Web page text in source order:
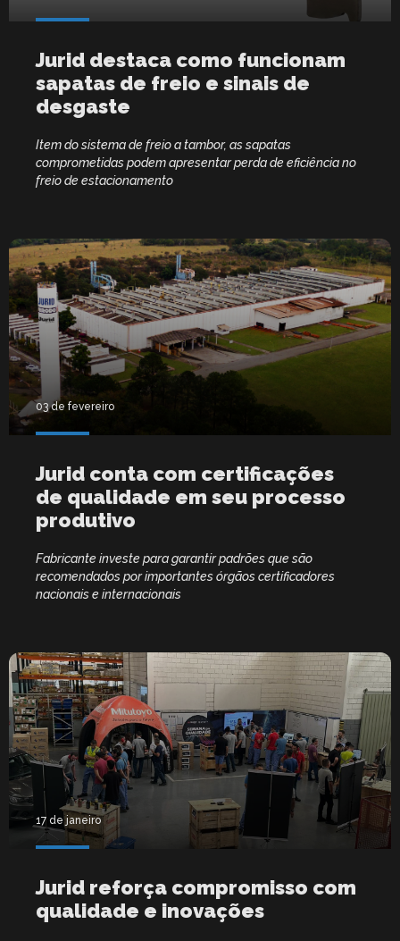
Jurid destaca como funcionam
sapatas de freio e sinais de
desgaste
Item do sistema de freio a tambor, as sapatas
comprometidas podem apresentar perda de eficiência no
freio de estacionamento
03 de fevereiro
Jurid conta com certificações
de qualidade em seu processo
produtivo
Fabricante investe para garantir padrões que são
recomendados por importantes órgãos certificadores
nacionais e internacionais
17 de janeiro
Jurid reforça compromisso com
qualidade e inovações